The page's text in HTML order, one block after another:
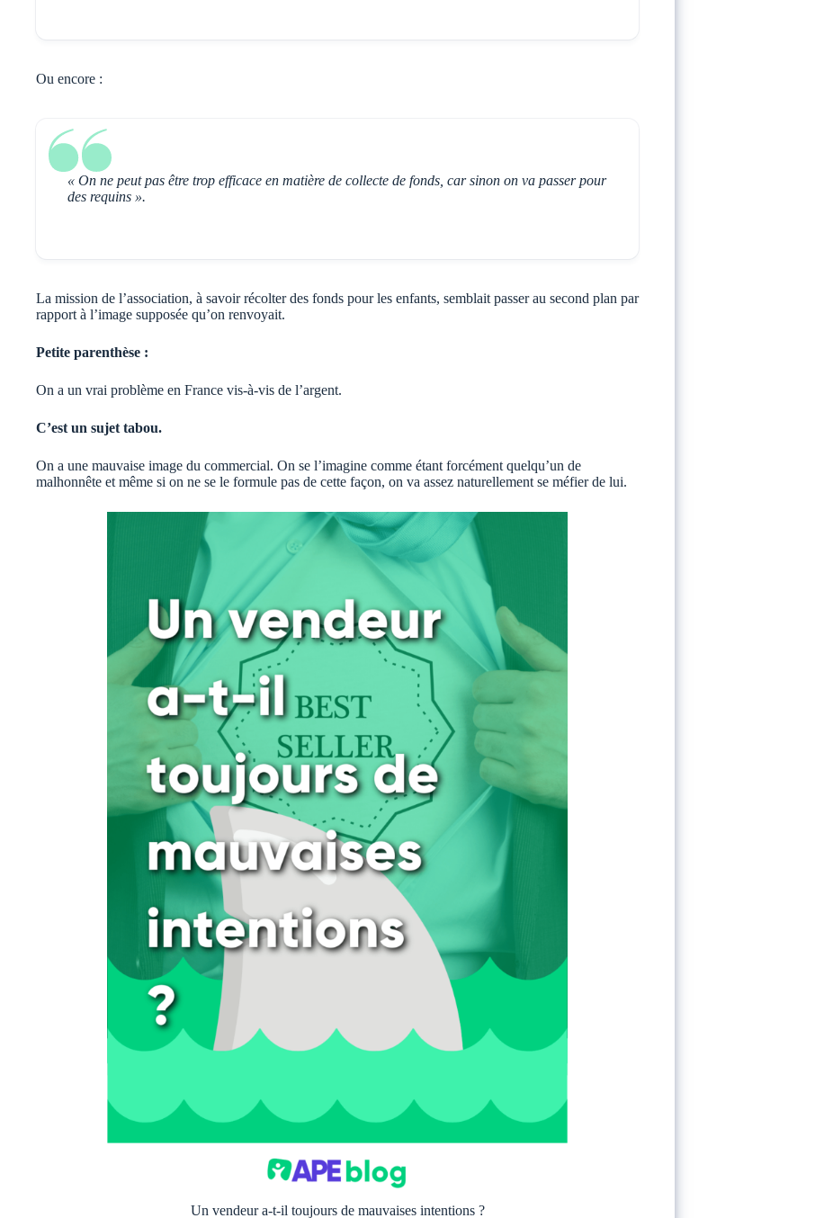
Ou encore :
« On ne peut pas être trop efficace en matière de collecte de fonds, car sinon on va passer pour
des requins ».
La mission de l’association, à savoir récolter des fonds pour les enfants, semblait passer au second plan par
rapport à l’image supposée qu’on renvoyait.
Petite parenthèse :
On a un vrai problème en France vis-à-vis de l’argent.
C’est un sujet tabou.
On a une mauvaise image du commercial. On se l’imagine comme étant forcément quelqu’un de
malhonnête et même si on ne se le formule pas de cette façon, on va assez naturellement se méfier de lui.
Un vendeur a-t-il toujours de mauvaises intentions ?